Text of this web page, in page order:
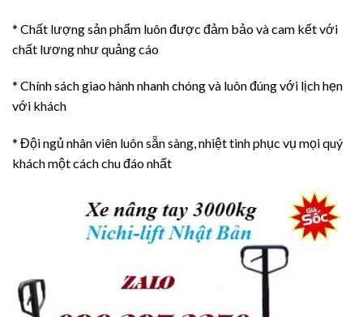
* Chất lượng sản phẩm luôn được đảm bảo và cam kết với
chất lương như quảng cáo
* Chính sách giao hành nhanh chóng và luôn đúng với lịch hẹn
với khách
* Đội ngủ nhân viên luôn sẵn sàng, nhiệt tình phục vụ mọi quý
khách một cách chu đáo nhất